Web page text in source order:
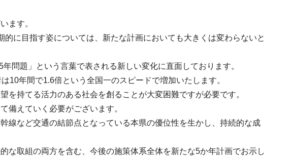
ます。
に目指す姿については、新たな計画においても大きくは変わらないと
問題」という言葉で表される新しい変化に直面しております。
10年間で1.6倍という全国一のスピードで増加いたします。
持てる活力のある社会を創ることが大変困難ですが必要です。
備えていく必要がございます。
線など交通の結節点となっている本県の優位性を生かし、持続的な成
な取組の両方を含む、今後の施策体系全体を新たな5か年計画でお示し